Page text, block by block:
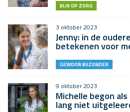
BLIK OP ZORG
3 oktober 2023
Jenny: in de
betekenen voor
GEWOON BIJZONDER
9 oktober 2023
Michelle begon
lang niet